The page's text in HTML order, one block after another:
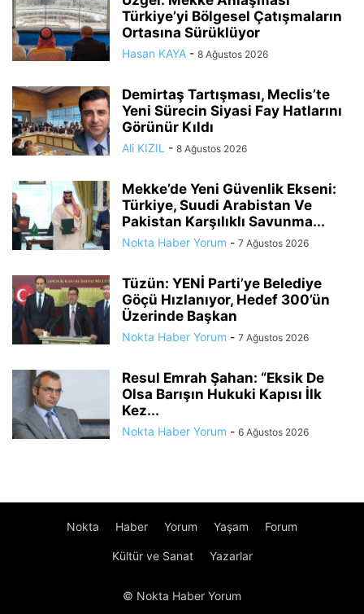
Türkiye’yi Bölgesel Çatışmaların
Ortasına Sürüklüyor
Hasan KAYA - 8 Ağustos 2026
Demirtaş Tartışması, Meclis’te
Yeni Sürecin Siyasi Fay Hatlarını
Görünür Kıldı
Ali KIZIL - 8 Ağustos 2026
Mekke’de Yeni Güvenlik Ekseni:
Türkiye, Suudi Arabistan Ve
Pakistan Karşılıklı Savunma...
Nokta Haber Yorum - 7 Ağustos 2026
Tüzün: YENİ Parti’ye Belediye
Göçü Hızlanıyor, Hedef 300’ün
Üzerinde Başkan
Nokta Haber Yorum - 7 Ağustos 2026
Resul Emrah Şahan: “Eksik De
Olsa Barışın Hukuki Kapısı İlk
Kez...
Nokta Haber Yorum - 6 Ağustos 2026
Nokta Haber Yorum Yaşam Forum
Kültür ve Sanat Yazarlar
© Nokta Haber Yorum